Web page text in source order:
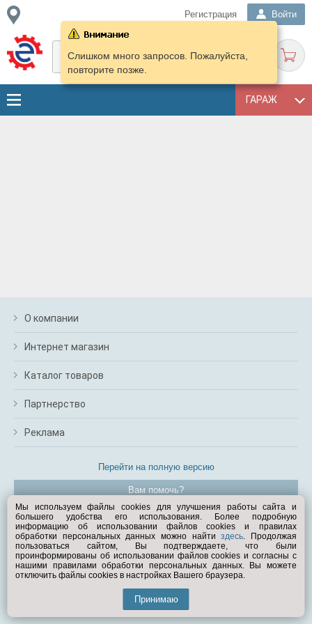
Регистрация Войти
ГАРАЖ
Слишком много запросов. Пожалуйста,
повторите позже.
О компании
Интернет магазин
Каталог товаров
Партнерство
Реклама
Перейти на полную версию
Вам помочь?
© Exist.ru 1998—2026
Мы используем файлы cookies для улучшения работы сайта и
большего удобства его использования. Более подробную
информацию об использовании файлов cookies и правилах
обработки персональных данных можно найтиздесь. Продолжая
пользоваться сайтом, Вы подтверждаете, что были
проинформированы об использовании файлов cookies и согласны с
нашими правилами обработки персональных данных. Вы можете
отключить файлы cookies в настройках Вашего браузера.
Принимаю